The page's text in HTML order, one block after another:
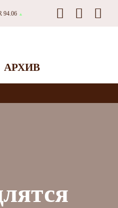
94.06 ▲
АРХИВ